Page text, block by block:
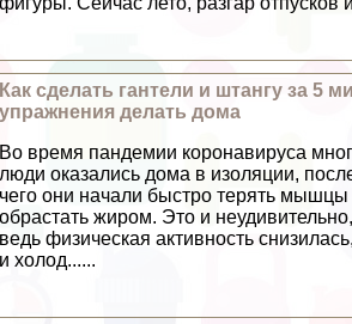
Как сделать гантели и штангу за 5
упражнения делать дома
Во время пандемии коронавируса
люди оказались дома в изоляции,
чего они начали быстро терять мышцы
обрастать жиром. Это и неудивительно,
ведь физическая активность
и холод......